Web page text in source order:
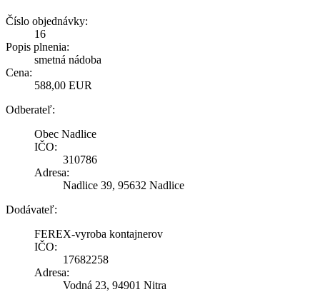
Číslo objednávky:
16
Popis plnenia:
smetná nádoba
Cena:
588,00 EUR
Odberateľ:
Obec Nadlice
IČO:
310786
Adresa:
Nadlice 39, 95632 Nadlice
Dodávateľ:
FEREX-vyroba kontajnerov
IČO:
17682258
Adresa:
Vodná 23, 94901 Nitra